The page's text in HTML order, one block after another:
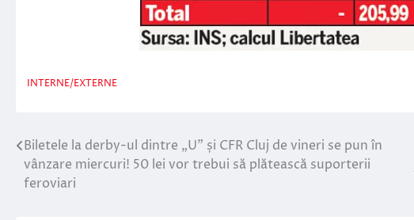
INTERNE/EXTERNE
Navigare
în
Biletele la derby-ul dintre „U” și CFR Cluj de vineri se pun în
vânzare miercuri! 50 lei vor trebui să plătească suporterii
feroviari